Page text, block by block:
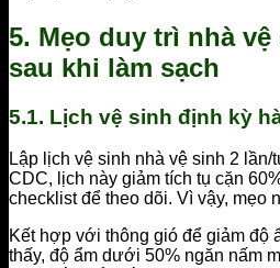
5. Mẹo duy trì nhà
sau khi làm sạch
5.1. Lịch vệ sinh định kỳ
Lập lịch vệ sinh nhà vệ sinh 2
CDC, lịch này giảm tích tụ cặn
checklist để theo dõi. Vì vậy, mẹo
Kết hợp với thông gió để giảm độ
thấy, độ ẩm dưới 50% ngăn nấm